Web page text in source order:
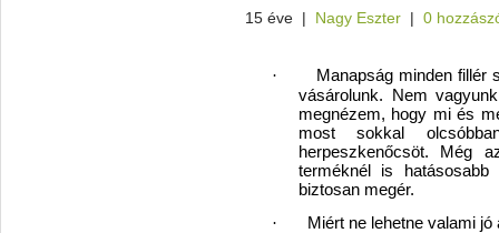
15 éve | Nagy Eszter | 0
·
Manapság minden fillér
vásárolunk. Nem
megnézem, hogy mi és
most sokkal
herpeszkenőcsöt. Még
terméknél is
biztosan megér.
·
Miért ne lehetne valami